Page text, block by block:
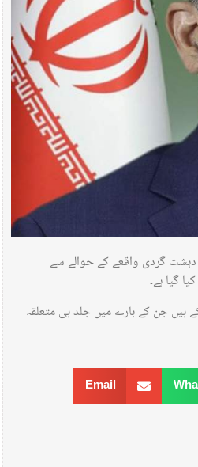
دہشت گردی واقعے کے حوالے سے
گیا ہے۔
ہیں جن کے بارے میں جلد ہی متعلقہ
Email